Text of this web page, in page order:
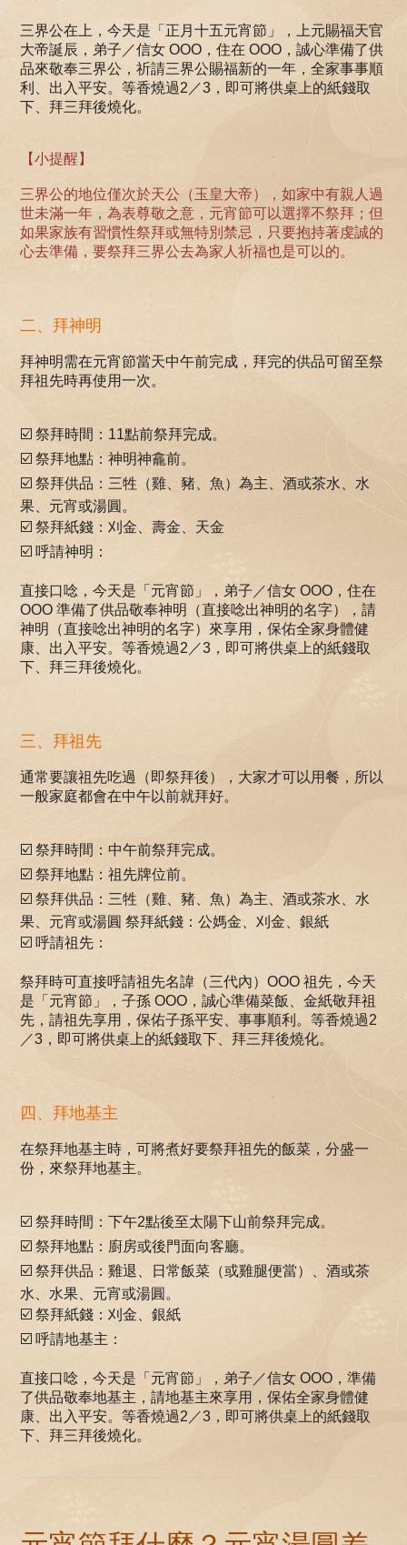
三界公在上，今天是「正月十五元宵節」，上元賜福天官
大帝誕辰，弟子／信女 OOO，住在 OOO，誠心準備了供
品來敬奉三界公，祈請三界公賜福新的一年，全家事事順
利、出入平安。等香燒過2／3，即可將供桌上的紙錢取
下、拜三拜後燒化。
【小提醒】
三界公的地位僅次於天公（玉皇大帝），如家中有親人過
世未滿一年，為表尊敬之意，元宵節可以選擇不祭拜；但
如果家族有習慣性祭拜或無特別禁忌，只要抱持著虔誠的
心去準備，要祭拜三界公去為家人祈福也是可以的。
二、拜神明
拜神明需在元宵節當天中午前完成，拜完的供品可留至祭
拜祖先時再使用一次。
☑️ 祭拜時間：11點前祭拜完成。
☑️ 祭拜地點：神明神龕前。
☑️ 祭拜供品：三牲（雞、豬、魚）為主、酒或茶水、水
果、元宵或湯圓。
☑️ 祭拜紙錢：刈金、壽金、天金
☑️ 呼請神明：
直接口唸，今天是「元宵節」，弟子／信女 OOO，住在
OOO 準備了供品敬奉神明（直接唸出神明的名字），請
神明（直接唸出神明的名字）來享用，保佑全家身體健
康、出入平安。等香燒過2／3，即可將供桌上的紙錢取
下、拜三拜後燒化。
三、拜祖先
通常要讓祖先吃過（即祭拜後），大家才可以用餐，所以
一般家庭都會在中午以前就拜好。
☑️ 祭拜時間：中午前祭拜完成。
☑️ 祭拜地點：祖先牌位前。
☑️ 祭拜供品：三牲（雞、豬、魚）為主、酒或茶水、水
果、元宵或湯圓 祭拜紙錢：公媽金、刈金、銀紙
☑️ 呼請祖先：
祭拜時可直接呼請祖先名諱（三代內）OOO 祖先，今天
是「元宵節」，子孫 OOO，誠心準備菜飯、金紙敬拜祖
先，請祖先享用，保佑子孫平安、事事順利。等香燒過2
／3，即可將供桌上的紙錢取下、拜三拜後燒化。
四、拜地基主
在祭拜地基主時，可將煮好要祭拜祖先的飯菜，分盛一
份，來祭拜地基主。
☑️ 祭拜時間：下午2點後至太陽下山前祭拜完成。
☑️ 祭拜地點：廚房或後門面向客廳。
☑️ 祭拜供品：雞退、日常飯菜（或雞腿便當）、酒或茶
水、水果、元宵或湯圓。
☑️ 祭拜紙錢：刈金、銀紙
☑️ 呼請地基主：
直接口唸，今天是「元宵節」，弟子／信女 OOO，準備
了供品敬奉地基主，請地基主來享用，保佑全家身體健
康、出入平安。等香燒過2／3，即可將供桌上的紙錢取
下、拜三拜後燒化。